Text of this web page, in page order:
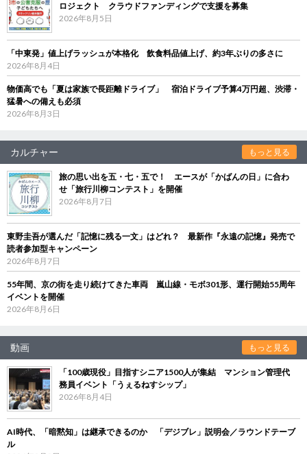
ロジェクト クラウドファンディングで支援を募集
2026年8月5日
「中東発」値上げラッシュが本格化 飲食料品値上げ、約3年ぶりの多さに
2026年8月4日
物価高でも「夏は家族で長距離ドライブ」 宿泊ドライブ予算4万円超、渋滞・
猛暑への備えも必須
2026年8月3日
カルチャー もっと見る
旅の思い出を五・七・五で！ エースが「かばんの日」に合わ
せ「旅行川柳コンテスト」を開催
2026年8月7日
東野圭吾が選んだ「記憶に残る一文」はどれ？ 最新作『永遠の記憶』発売で
読者参加型キャンペーン
2026年8月7日
55年間、京の街を走り続けてきた車両 嵐山線・モボ301形、運行開始55周年
イベントを開催
2026年8月6日
動画 もっと見る
「100歳現役」目指すシニア1500人が集結 マンション管理代
務員イベント「うぇるねすシップ」
2026年8月4日
AI時代、「暗黙知」は継承できるのか 「デジブレ」説明会／ラウンドテーブ
ル